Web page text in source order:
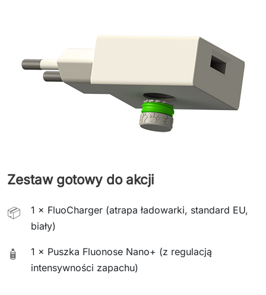
Zestaw gotowy do akcji
📦
1 × FluoCharger (atrapa ładowarki, standard EU,
biały)
🧴
1 × Puszka Fluonose Nano+ (z regulacją
intensywności zapachu)